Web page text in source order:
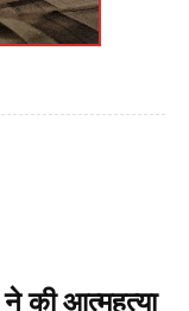
की आत्महत्या